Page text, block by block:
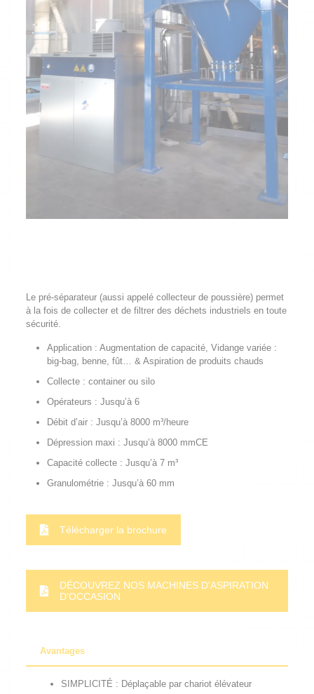
Le pré-séparateur (aussi appelé collecteur de poussière) permet
à la fois de collecter et de filtrer des déchets industriels en toute
sécurité.
Application : Augmentation de capacité, Vidange variée :
big-bag, benne, fût… & Aspiration de produits chauds
Collecte : container ou silo
Opérateurs : Jusqu’à 6
Débit d’air : Jusqu’à 8000 m³/heure
Dépression maxi : Jusqu’à 8000 mmCE
Capacité collecte : Jusqu’à 7 m³
Granulométrie : Jusqu’à 60 mm
Télécharger la brochure
DÉCOUVREZ NOS MACHINES D'ASPIRATION
D'OCCASION
Avantages
SIMPLICITÉ : Déplaçable par chariot élévateur